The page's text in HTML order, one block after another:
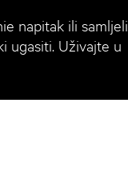
napitak ili samljeli
ugasiti. Uživajte u